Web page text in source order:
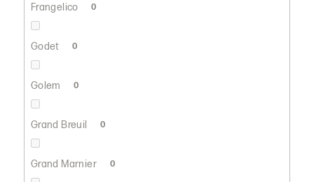
Frangelico 0
Godet 0
Golem 0
Grand Breuil 0
Grand Marnier 0